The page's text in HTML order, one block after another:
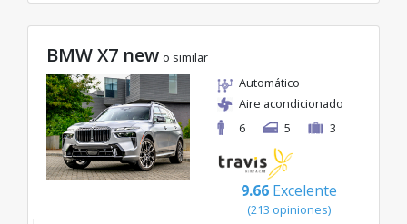
BMW X7 new o similar
Automático
Aire acondicionado
6
5 3
9.66 Excelente
(213 opiniones)